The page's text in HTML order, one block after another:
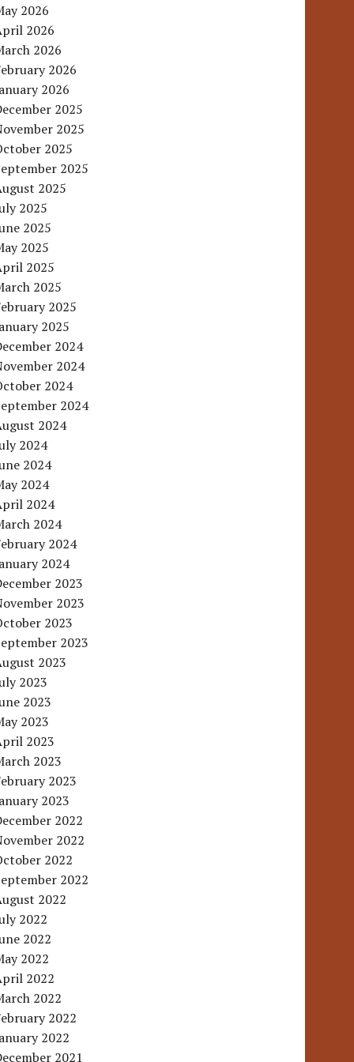
2026
2026
2026
2026
2026
2025
2025
2025
2025
2025
2025
2025
2025
2025
2025
2025
2025
2024
2024
2024
2024
2024
2024
2024
2024
2024
2024
2024
2024
2023
2023
2023
2023
2023
2023
2023
2023
2023
2023
2023
2023
2022
2022
2022
2022
2022
2022
2022
2022
2022
2022
2022
2022
2021